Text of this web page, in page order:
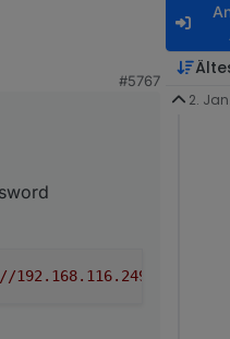
der noch auf
#5767
192.168.116.249:8087/
2.